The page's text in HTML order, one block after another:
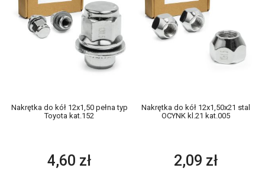
Nakrętka do kół 12x1,50 pełna typ
Toyota kat.152
4,60 zł
Nakrętka do kół 12x1,50x21 stal
OCYNK kl.21 kat.005
2,09 zł